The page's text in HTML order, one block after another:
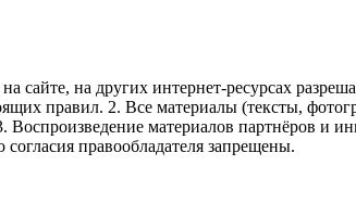
на других интернет-ресурсах
правил. 2. Все материалы (тексты,
Воспроизведение материалов партнёров и
правообладателя запрещены.